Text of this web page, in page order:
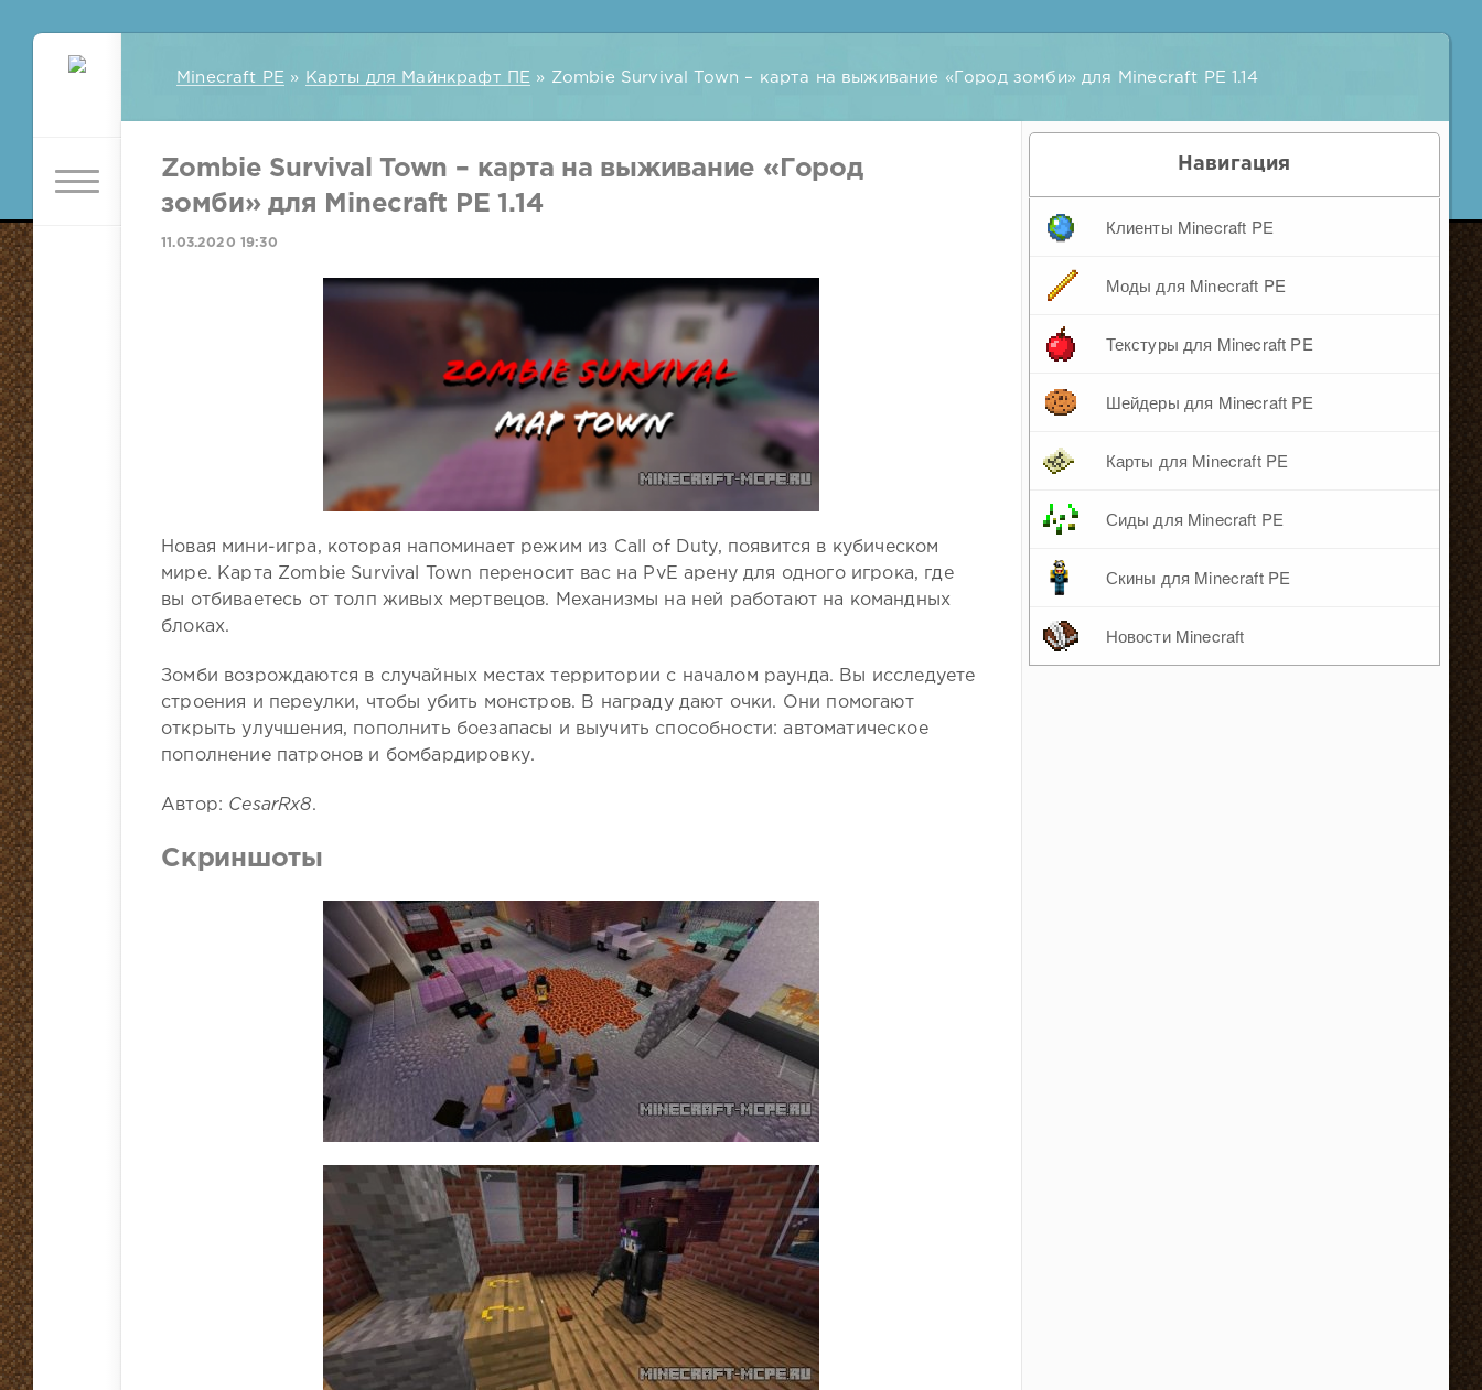
Minecraft PE » Карты для Майнкрафт ПЕ » Zombie Survival Town – карта на выживание «Город зомби» для Minecraft PE 1.14
Zombie Survival Town – карта на выживание «Город
зомби» для Minecraft PE 1.14
11.03.2020 19:30
Новая мини-игра, которая напоминает режим из Call of Duty, появится в кубическом
мире. Карта Zombie Survival Town переносит вас на PvE арену для одного игрока, где
вы отбиваетесь от толп живых мертвецов. Механизмы на ней работают на командных
блоках.
Зомби возрождаются в случайных местах территории с началом раунда. Вы исследуете
строения и переулки, чтобы убить монстров. В награду дают очки. Они помогают
открыть улучшения, пополнить боезапасы и выучить способности: автоматическое
пополнение патронов и бомбардировку.
Автор: CesarRx8.
Скриншоты
Навигация
Клиенты Minecraft PE
Моды для Minecraft PE
Текстуры для Minecraft PE
Шейдеры для Minecraft PE
Карты для Minecraft PE
Сиды для Minecraft PE
Скины для Minecraft PE
Новости Minecraft